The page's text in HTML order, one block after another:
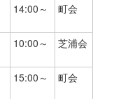
14:00～ 町会
10:00～ 芝浦会
15:00～ 町会